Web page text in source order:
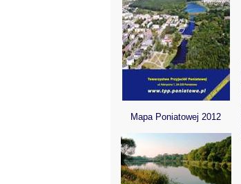
Mapa Poniatowej 2012